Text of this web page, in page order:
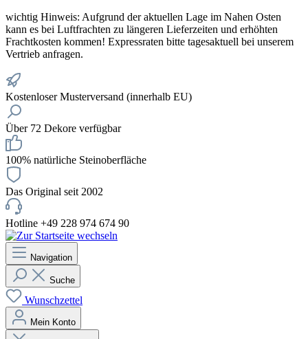
wichtig Hinweis: Aufgrund der aktuellen Lage im Nahen Osten
kann es bei Luftfrachten zu längeren Lieferzeiten und erhöhten
Frachtkosten kommen! Expressraten bitte tagesaktuell bei unserem
Vertrieb anfragen.
Kostenloser Musterversand (innerhalb EU)
Über 72 Dekore verfügbar
100% natürliche Steinoberfläche
Das Original seit 2002
Hotline +49 228 974 674 90
Navigation
Suche
Wunschzettel
Mein Konto